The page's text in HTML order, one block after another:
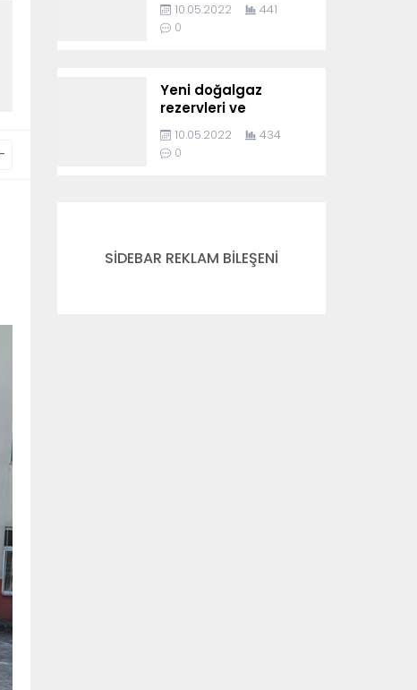
-
10.05.2022
441
0
Yeni doğalgaz
rezervleri ve
Karadeniz’in
jeopolitiği
10.05.2022
434
0
SİDEBAR REKLAM BİLEŞENİ